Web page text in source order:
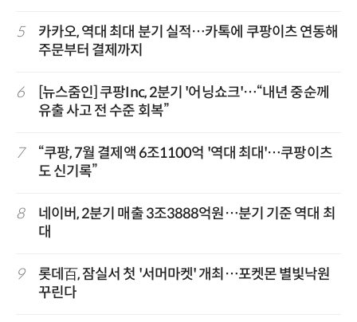
5
카카오, 역대 최대 분기 실적…카톡에 쿠팡이츠 연동해
주문부터 결제까지
6
[뉴스줌인] 쿠팡Inc, 2분기 '어닝쇼크'…“내년 중순께
유출 사고 전 수준 회복”
7
“쿠팡, 7월 결제액 6조1100억 '역대 최대'…쿠팡이츠
도 신기록”
8
네이버, 2분기 매출 3조3888억원…분기 기준 역대 최
대
9
롯데百, 잠실서 첫 '서머마켓' 개최…포켓몬 별빛낙원
꾸린다